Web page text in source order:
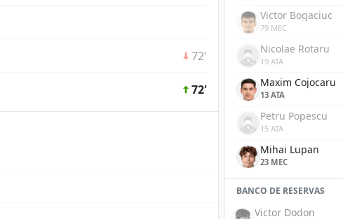
72'
72'
Victor Bogaciuc
79 MEC
Nicolae Rotaru
19 ATA
Maxim Cojocaru
13 ATA
Petru Popescu
15 ATA
Mihai Lupan
23 MEC
BANCO DE RESERVAS
Victor Dodon